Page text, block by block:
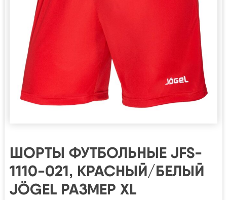
ШОРТЫ ФУТБОЛЬНЫЕ JFS-
1110-021, КРАСНЫЙ/БЕЛЫЙ
JÖGEL РАЗМЕР XL